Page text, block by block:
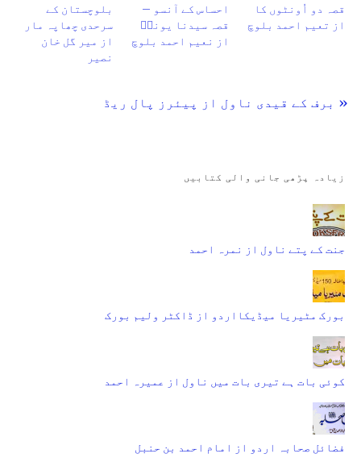
بلوچستان کے
سرحدی چھاپہ مار
از میر گل خان
نصیر
احساس کے آنسو –
قصہ سیدنا یونسؑ
از نعیم احمد بلوچ
قصہ دو اُونٹوں کا
از تعیم احمد بلوچ
« برف کے قیدی ناول از پیئرز پال ریڈ
زیادہ پڑھی جانی والی کتابیں
جنت کے پتے ناول از نمرہ احمد
بورک مٹیریا میڈیکااردو از ڈاکٹر ولیم بورک
کوئی بات ہے تیری بات میں ناول از عمیرہ احمد
فضائل صحابہ اردو از امام احمد بن حنبل